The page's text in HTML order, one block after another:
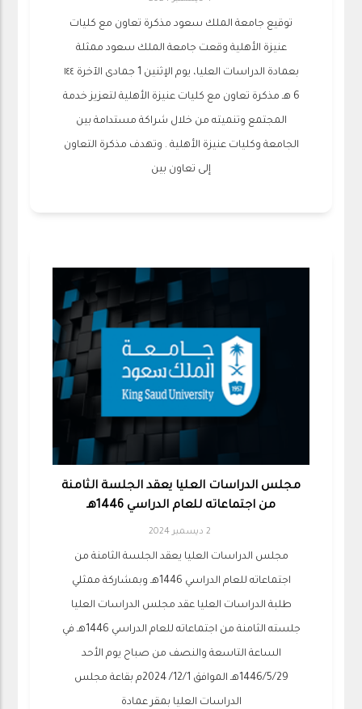
توقيع جامعة الملك سعود مذكرة تعاون مع كليات
عنيزة الأهلية وقعت جامعة الملك سعود ممثلة
بعمادة الدراسات العليا، يوم الإثنين 1 جمادى الآخرة ١٤٤
6 هـ مذكرة تعاون مع كليات عنيزة الأهلية لتعزيز خدمة
المجتمع وتنميته من خلال شراكة مستدامة بين
الجامعة وكليات عنيزة الأهلية . وتهدف مذكرة التعاون
إلى تعاون بين
مجلس الدراسات العليا يعقد الجلسة الثامنة
من اجتماعاته للعام الدراسي 1446هـ
2 ديسمبر 2024
مجلس الدراسات العليا يعقد الجلسة الثامنة من
اجتماعاته للعام الدراسي 1446هـ وبمشاركة ممثلي
طلبة الدراسات العليا عقد مجلس الدراسات العليا
جلسته الثامنة من اجتماعاته للعام الدراسي 1446هـ في
الساعة التاسعة والنصف من صباح يوم الأحد
1446/5/29هـ الموافق 12/1/ 2024م بقاعة مجلس
الدراسات العليا بمقر عمادة